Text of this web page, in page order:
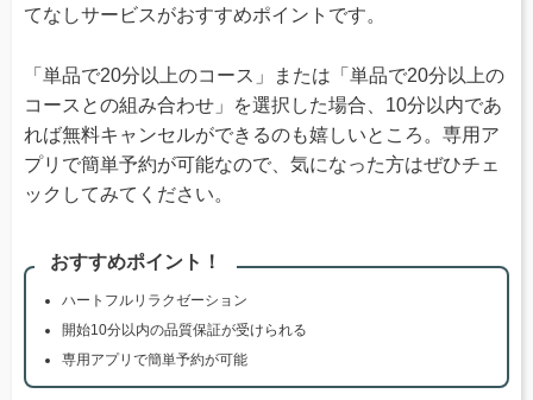
てなしサービスがおすすめポイントです。
「単品で20分以上のコース」または「単品で20分以上の
コースとの組み合わせ」を選択した場合、10分以内であ
れば無料キャンセルができるのも嬉しいところ。専用ア
プリで簡単予約が可能なので、気になった方はぜひチェ
ックしてみてください。
おすすめポイント！
ハートフルリラクゼーション
開始10分以内の品質保証が受けられる
専用アプリで簡単予約が可能